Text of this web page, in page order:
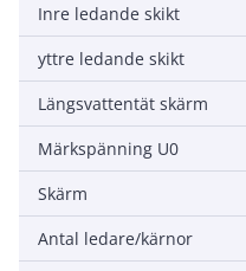
Inre ledande skikt
yttre ledande skikt
Längsvattentät skärm
Märkspänning U0
Skärm
Antal ledare/kärnor